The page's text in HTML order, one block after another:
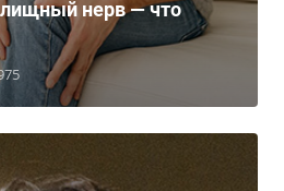
нерв — что